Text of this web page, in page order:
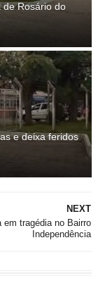
de Rosário do
e deixa feridos
NEXT
em tragédia no Bairro
Independência